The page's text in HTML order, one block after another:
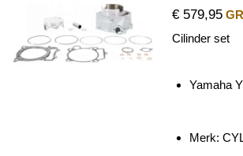
€ 579,95
Cilinder set
Yamaha
Merk: